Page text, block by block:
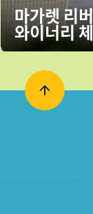
마가렛 리
와이너리